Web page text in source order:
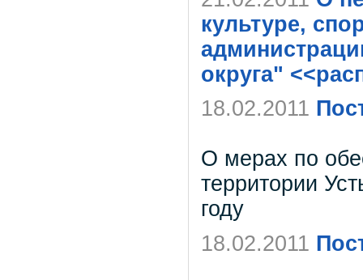
культуре,
округа"
18.02.2011
О мерах по
территории
году
18.02.2011